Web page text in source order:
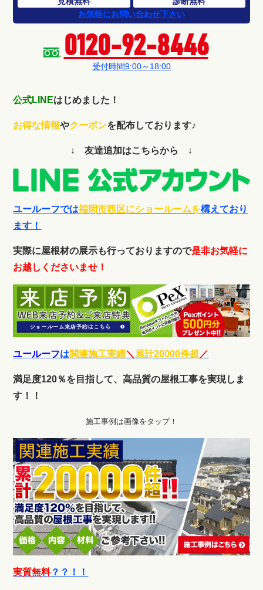
お気軽にお問い合わせ下さい
0120-92-8446
受付時間9:00～18:00
公式LINEはじめました！
お得な情報やクーポンを配布しております♪
↓ 友達追加はこちらから ↓
ユールーフでは福岡市西区にショールームを構えており
ます！
実際に屋根材の展示も行っておりますので是非お気軽に
お越しくださいませ！
ユールーフは関連施工実績＼ 累計20000件超／
満足度120％を目指して、高品質の屋根工事を実現しま
す！！
施工事例は画像をタップ！
実質無料？？！！